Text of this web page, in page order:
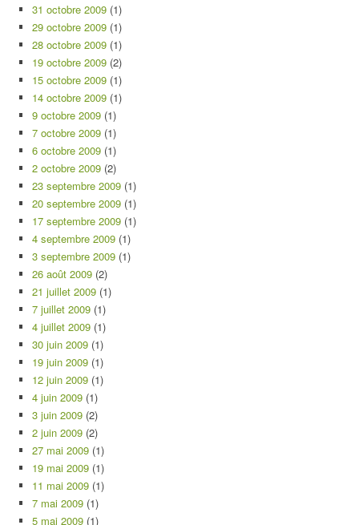
31 octobre 2009 (1)
29 octobre 2009 (1)
28 octobre 2009 (1)
19 octobre 2009 (2)
15 octobre 2009 (1)
14 octobre 2009 (1)
9 octobre 2009 (1)
7 octobre 2009 (1)
6 octobre 2009 (1)
2 octobre 2009 (2)
23 septembre 2009 (1)
20 septembre 2009 (1)
17 septembre 2009 (1)
4 septembre 2009 (1)
3 septembre 2009 (1)
26 août 2009 (2)
21 juillet 2009 (1)
7 juillet 2009 (1)
4 juillet 2009 (1)
30 juin 2009 (1)
19 juin 2009 (1)
12 juin 2009 (1)
4 juin 2009 (1)
3 juin 2009 (2)
2 juin 2009 (2)
27 mai 2009 (1)
19 mai 2009 (1)
11 mai 2009 (1)
7 mai 2009 (1)
5 mai 2009 (1)